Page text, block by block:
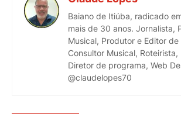
Baiano de Itiúba, radicado
mais de 30 anos. Jornalista,
Musical, Produtor e Editor
Consultor Musical, Roteirista,
Diretor de programa, Web
@claudelopes70